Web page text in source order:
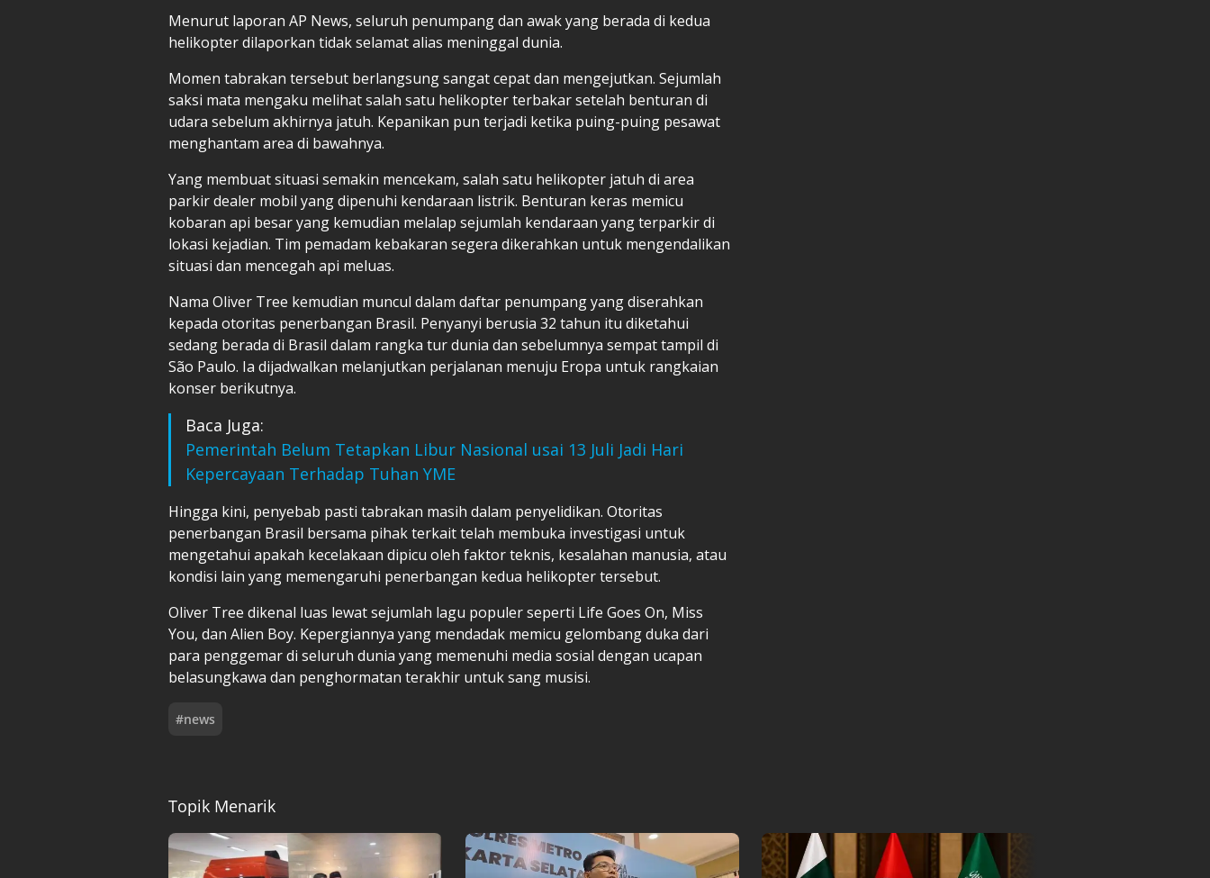
Menurut laporan AP News, seluruh penumpang dan awak yang berada di kedua
helikopter dilaporkan tidak selamat alias meninggal dunia.
Momen tabrakan tersebut berlangsung sangat cepat dan mengejutkan. Sejumlah
saksi mata mengaku melihat salah satu helikopter terbakar setelah benturan di
udara sebelum akhirnya jatuh. Kepanikan pun terjadi ketika puing-puing pesawat
menghantam area di bawahnya.
Yang membuat situasi semakin mencekam, salah satu helikopter jatuh di area
parkir dealer mobil yang dipenuhi kendaraan listrik. Benturan keras memicu
kobaran api besar yang kemudian melalap sejumlah kendaraan yang terparkir di
lokasi kejadian. Tim pemadam kebakaran segera dikerahkan untuk mengendalikan
situasi dan mencegah api meluas.
Nama Oliver Tree kemudian muncul dalam daftar penumpang yang diserahkan
kepada otoritas penerbangan Brasil. Penyanyi berusia 32 tahun itu diketahui
sedang berada di Brasil dalam rangka tur dunia dan sebelumnya sempat tampil di
São Paulo. Ia dijadwalkan melanjutkan perjalanan menuju Eropa untuk rangkaian
konser berikutnya.
Baca Juga:
Pemerintah Belum Tetapkan Libur Nasional usai 13 Juli Jadi Hari
Kepercayaan Terhadap Tuhan YME
Hingga kini, penyebab pasti tabrakan masih dalam penyelidikan. Otoritas
penerbangan Brasil bersama pihak terkait telah membuka investigasi untuk
mengetahui apakah kecelakaan dipicu oleh faktor teknis, kesalahan manusia, atau
kondisi lain yang memengaruhi penerbangan kedua helikopter tersebut.
Oliver Tree dikenal luas lewat sejumlah lagu populer seperti Life Goes On, Miss
You, dan Alien Boy. Kepergiannya yang mendadak memicu gelombang duka dari
para penggemar di seluruh dunia yang memenuhi media sosial dengan ucapan
belasungkawa dan penghormatan terakhir untuk sang musisi.
#news
Topik Menarik